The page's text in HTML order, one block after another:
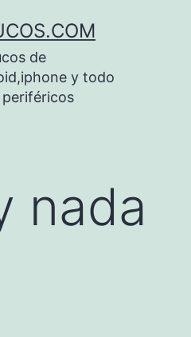
de
y todo
nada